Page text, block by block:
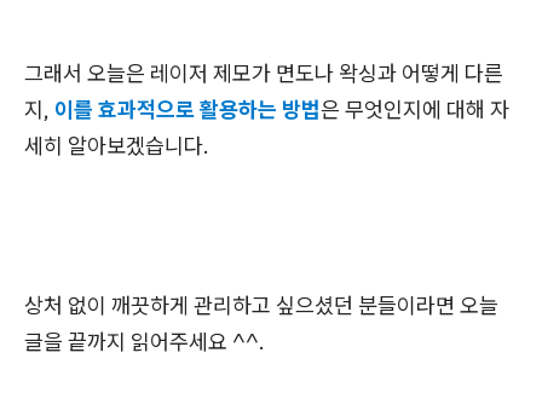
그래서 오늘은 레이저 제모가 면도나 왁싱과 어떻게 다른
지, 이를 효과적으로 활용하는 방법은 무엇인지에 대해 자
세히 알아보겠습니다.
상처 없이 깨끗하게 관리하고 싶으셨던 분들이라면 오늘
글을 끝까지 읽어주세요 ^^.